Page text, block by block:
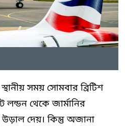
সময় সোমবার ব্রিটিশ
থেকে জার্মানির
দেয়। কিন্তু অজানা